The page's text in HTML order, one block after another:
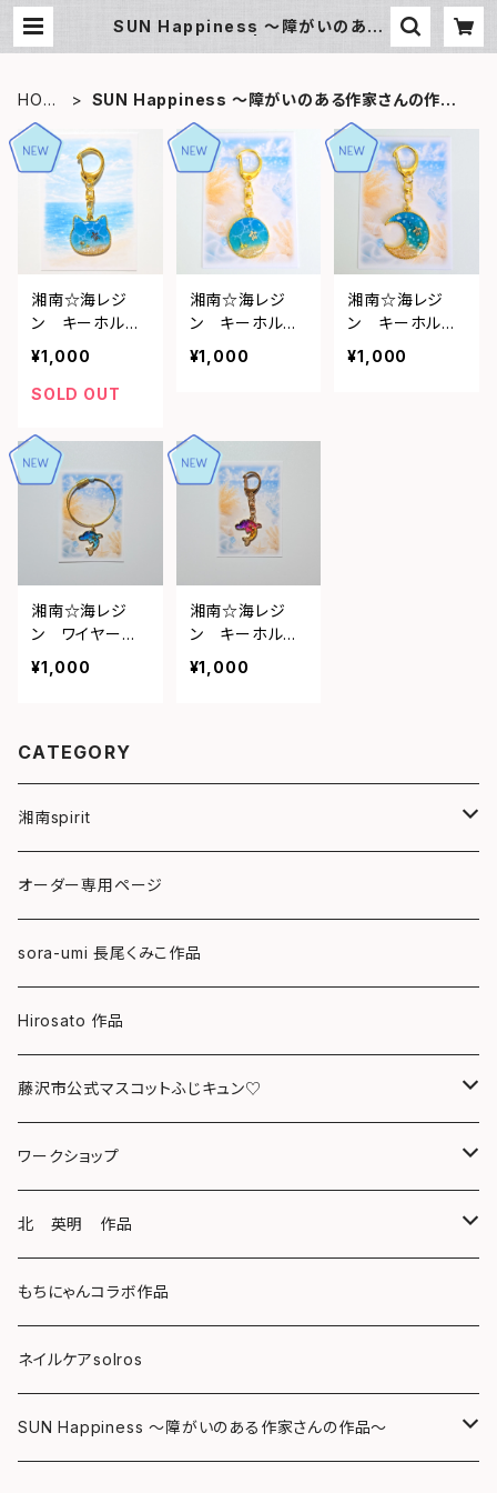
SUN Happiness ～障がいのある
HOM
SUN Happiness ～障がいのある作家さんの作品
湘南☆海レジ
ン キーホルダ
ー（ねこ）①
¥1,000
SOLD OUT
湘南☆海レジ
ン キーホルダ
ー（丸型）➁
¥1,000
湘南☆海レジ
ン キーホルダ
ー（月型）③
¥1,000
湘南☆海レジ
ン ワイヤーキ
ーホルダー（イル
カ）④
¥1,000
湘南☆海レジ
ン キーホルダ
ー（イルカ・ゆめ
かわ）⑤
¥1,000
CATEGORY
湘南spirit
ポストカード
グリーティングカード
クリアファイル
マグカップ
スマホケース
キーホルダー
バッグ
Tシャツ
ミラー
オーダー専用ページ
sora-umi 長尾くみこ作品
Hirosato 作品
藤沢市公式マスコットふじキュン♡
クリアファイル
ボールペン
キーホルダー
マグネット
シール
ワークショップ
海レジンアートボード
レジンチャーム
サンキャッチャー
北 英明 作品
ポストカード
もちにゃんコラボ作品
ネイルケアsolros
SUN Happiness ～障がいのある作家さんの作品～